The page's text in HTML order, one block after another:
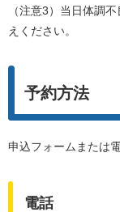
（注意3）当日体調
えください。
予約方法
申込フォームまたは
電話